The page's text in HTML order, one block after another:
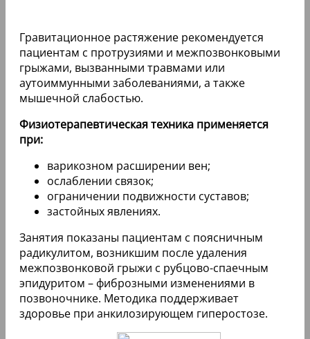
Гравитационное растяжение рекомендуется
пациентам с протрузиями и межпозвонковыми
грыжами, вызванными травмами или
аутоиммунными заболеваниями, а также
мышечной слабостью.
Физиотерапевтическая техника применяется
при:
варикозном расширении вен;
ослаблении связок;
ограничении подвижности суставов;
застойных явлениях.
Занятия показаны пациентам с поясничным
радикулитом, возникшим после удаления
межпозвонковой грыжи с рубцово-спаечным
эпидуритом – фиброзными изменениями в
позвоночнике. Методика поддерживает
здоровье при анкилозирующем гиперостозе.